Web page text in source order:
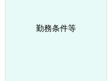
勤務条件等